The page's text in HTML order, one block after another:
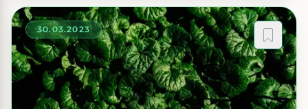
30.03.2023